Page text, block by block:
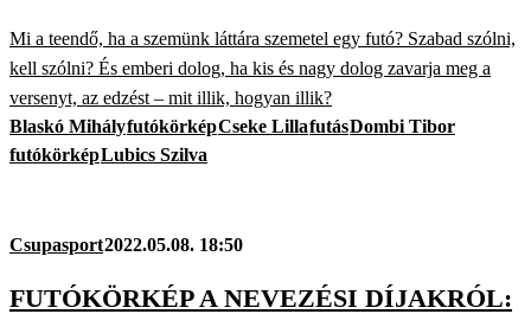
Mi a teendő, ha a szemünk láttára szemetel egy futó? Szabad szólni,
kell szólni? És emberi dolog, ha kis és nagy dolog zavarja meg a
versenyt, az edzést – mit illik, hogyan illik?
Blaskó MihályfutókörképCseke LillafutásDombi Tibor
futókörképLubics Szilva
Csupasport2022.05.08. 18:50
FUTÓKÖRKÉP A NEVEZÉSI DÍJAKRÓL: